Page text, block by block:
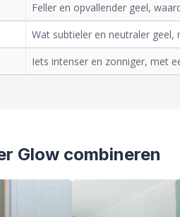
Feller en opvallender geel,
Wat subtieler en neutraler geel,
Iets intenser en zonniger, met
Glow combineren